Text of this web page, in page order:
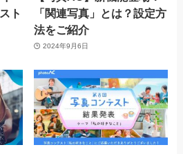
ト
「関連写真」とは？設定方
法をご紹介
2024年9月6日